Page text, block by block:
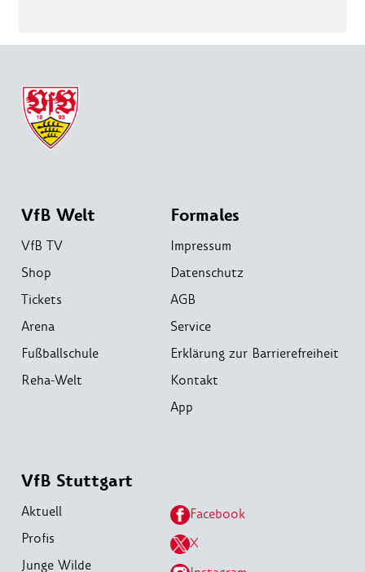
VfB Welt
VfB TV
Shop
Tickets
Arena
Fußballschule
Reha-Welt
Formales
Impressum
Datenschutz
AGB
Service
Erklärung zur Barrierefreiheit
Kontakt
App
VfB Stuttgart
Aktuell
Profis
Junge Wilde
Facebook
X